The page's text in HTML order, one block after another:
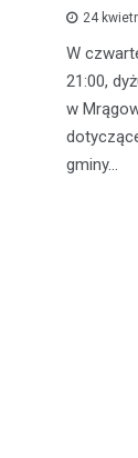
24
W
21:00,
w
gminy…